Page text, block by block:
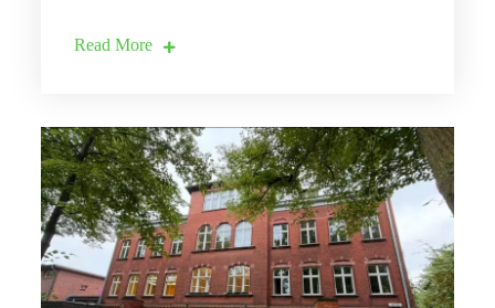
Read More